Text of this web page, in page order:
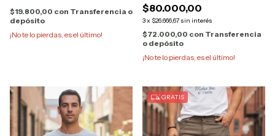
$19.800,00 con Transferencia o
depósito
¡No te lo pierdas, es el último!
$80.000,00
3x $26.666,67 sin interés
$72.000,00 con Transferencia
o depósito
¡No te lo pierdas, es el último!
GRATIS